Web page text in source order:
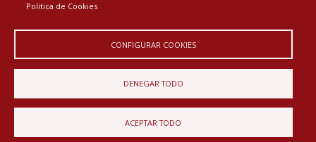
Politica de Cookies
CONFIGURAR COOKIES
DENEGAR TODO
ACEPTAR TODO
Diputación de Burgos